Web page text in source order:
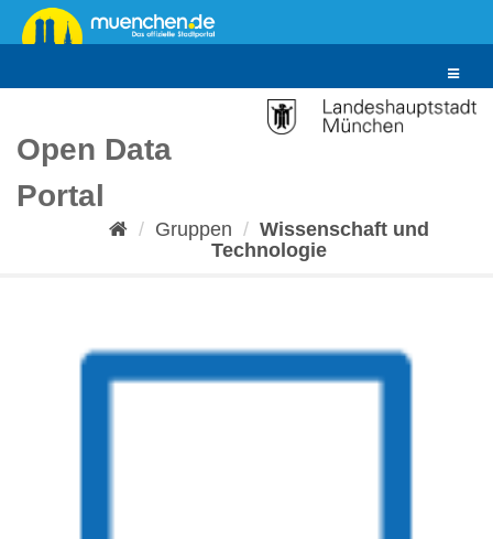
Überspringen
zum
Toggle
Open Data
Portal
Gruppen
Wissenschaft und
Technologie